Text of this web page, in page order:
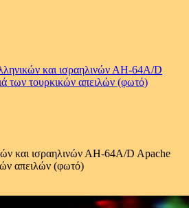
και ισραηλινών ΑΗ-64Α/D
των τουρκικών απειλών (φωτό)
και ισραηλινών ΑΗ-64Α/D Apache
απειλών (φωτό)